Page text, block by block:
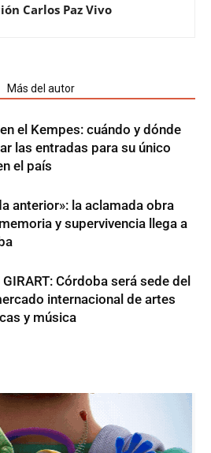
Carlos Paz Vivo
Más del autor
el Kempes: cuándo y dónde
las entradas para su único
el país
anterior»: la aclamada obra
y supervivencia llega a
GIRART: Córdoba será sede del
internacional de artes
y música